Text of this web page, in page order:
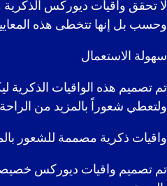
لا تحقق واقيات ديوركس الذكرية
وحسب بل إنها تتخطى هذه
سهولة الاستعمال
تم تصميم هذه الواقيات الذكرية
ولتعطي شعوراً بالمزيد من
واقيات ذكرية مصممة للشعور
تم تصميم واقيات ديوركس